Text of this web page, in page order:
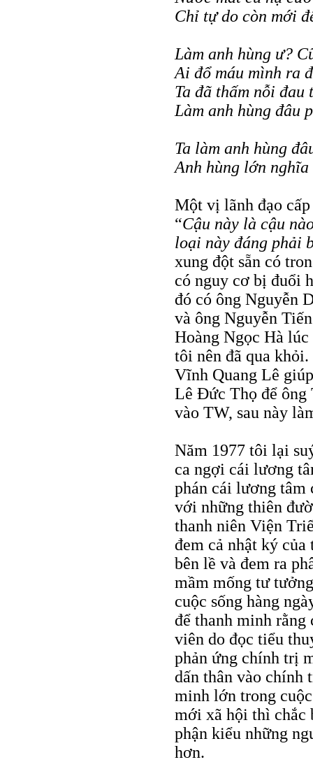
Chỉ tự do còn mới
Làm anh hùng ư?
Ai đổ máu mình ra
Ta đã thấm nỗi đau
Làm anh hùng đâu
Ta làm anh hùng
Anh hùng lớn
Một vị lãnh đạo
“Cậu này là cậu
loại này đáng phải
xung đột sẵn có
có nguy cơ bị đuổi
đó có ông Nguyễn
và ông Nguyễn
Hoàng Ngọc Hà
tôi nên đã qua
Vĩnh Quang Lê
Lê Ðức Thọ để ông
vào TW, sau này
Năm 1977 tôi lại
ca ngợi cái lương
phán cái lương
với những thiên
thanh niên Viện
đem cả nhật ký
bên lề và đem ra
mầm mống tư
cuộc sống hàng
để thanh minh
viên do đọc tiểu
phản ứng chính trị
dấn thân vào chính
minh lớn trong
mới xã hội thì chắc
phận kiểu những
hơn.